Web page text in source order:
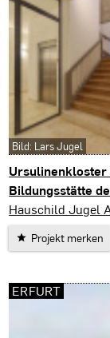
Ursulinenkloster
Bildungsstätte
Erfurt
Hauschild Jugel
Projekt merken
Bild: Lars Jugel
ERFURT